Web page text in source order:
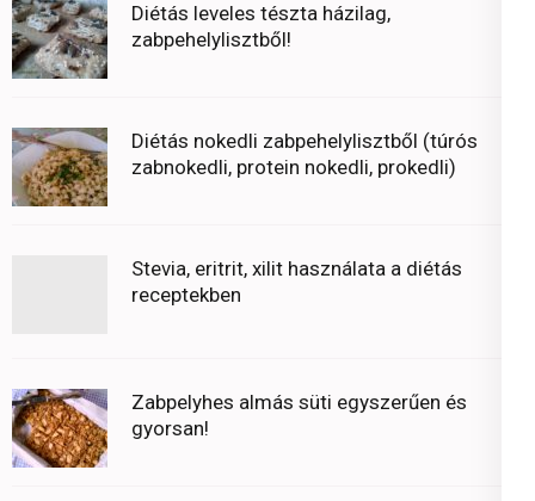
Diétás leveles tészta házilag,
zabpehelylisztből!
Diétás nokedli zabpehelylisztből (túrós
zabnokedli, protein nokedli, prokedli)
Stevia, eritrit, xilit használata a diétás
receptekben
Zabpelyhes almás süti egyszerűen és
gyorsan!